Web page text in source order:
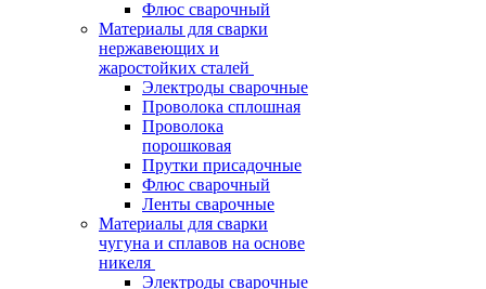
Флюс сварочный
Материалы для сварки
нержавеющих и
жаростойких сталей
Электроды сварочные
Проволока сплошная
Проволока
порошковая
Прутки присадочные
Флюс сварочный
Ленты сварочные
Материалы для сварки
чугуна и сплавов на основе
никеля
Электроды сварочные